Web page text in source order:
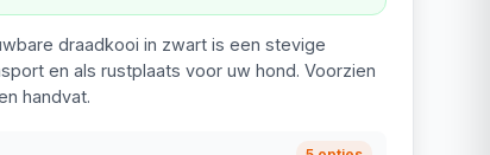
draadkooi in zwart is een stevige
en als rustplaats voor uw hond. Voorzien
handvat.